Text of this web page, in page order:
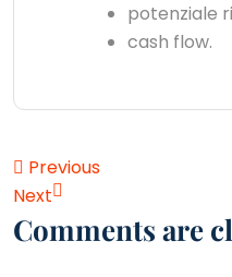
potenziale
cash flow.
Previous
Next
Comments are